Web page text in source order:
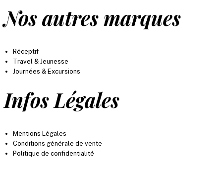
Nos autres marques
Réceptif
Travel & Jeunesse
Journées & Excursions
Infos Légales
Mentions Légales
Conditions générale de vente
Politique de confidentialité